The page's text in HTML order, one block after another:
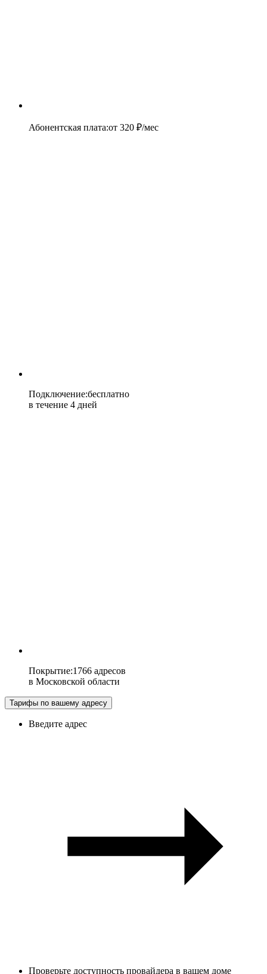
Абонентская плата:от 320 ₽/мес
Подключение:бесплатно
в течение 4 дней
Покрытие:1766 адресов
в Московской области
Тарифы по вашему адресу
Введите адрес
Проверьте доступность провайдера в вашем доме